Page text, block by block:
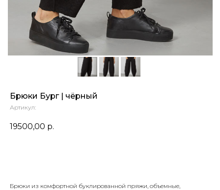
Брюки Бург | чёрный
Артикул:
19500,00 р.
Брюки из комфортной буклированной пряжи, объемные,